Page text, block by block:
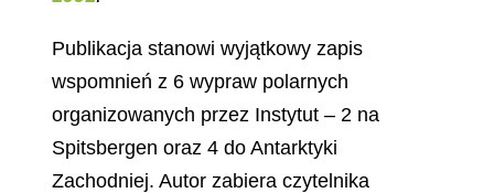
Publikacja stanowi wyjątkowy zapis
wspomnień z 6 wypraw polarnych
organizowanych przez Instytut – 2 na
Spitsbergen oraz 4 do Antarktyki
Zachodniej. Autor zabiera czytelnika